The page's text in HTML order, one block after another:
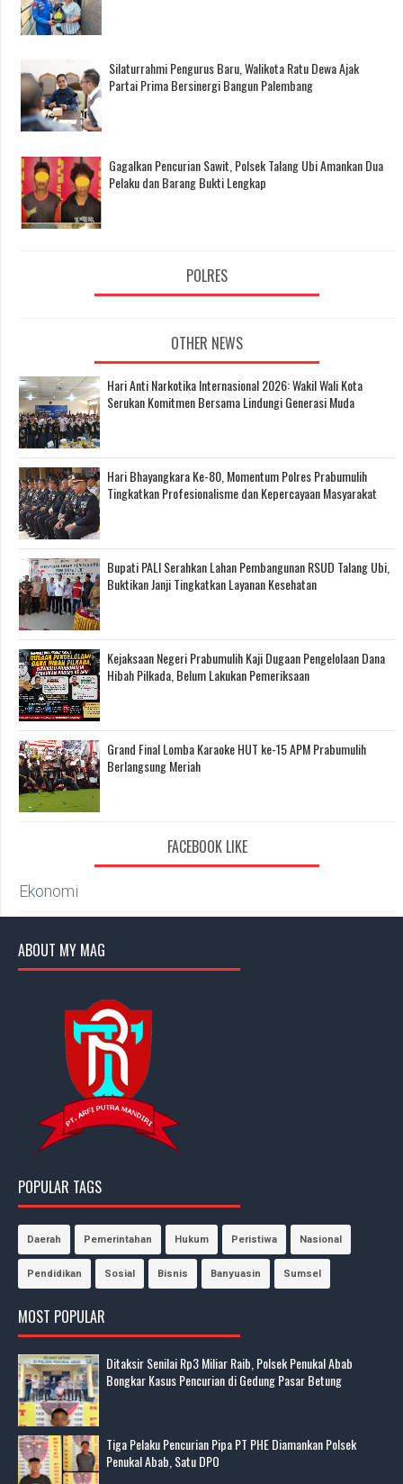
Silaturrahmi Pengurus Baru, Walikota Ratu Dewa Ajak
Partai Prima Bersinergi Bangun Palembang
Gagalkan Pencurian Sawit, Polsek Talang Ubi Amankan Dua
Pelaku dan Barang Bukti Lengkap
POLRES
OTHER NEWS
Hari Anti Narkotika Internasional 2026: Wakil Wali Kota
Serukan Komitmen Bersama Lindungi Generasi Muda
Hari Bhayangkara Ke-80, Momentum Polres Prabumulih
Tingkatkan Profesionalisme dan Kepercayaan Masyarakat
Bupati PALI Serahkan Lahan Pembangunan RSUD Talang Ubi,
Buktikan Janji Tingkatkan Layanan Kesehatan
Kejaksaan Negeri Prabumulih Kaji Dugaan Pengelolaan Dana
Hibah Pilkada, Belum Lakukan Pemeriksaan
Grand Final Lomba Karaoke HUT ke-15 APM Prabumulih
Berlangsung Meriah
FACEBOOK LIKE
Ekonomi
ABOUT MY MAG
POPULAR TAGS
Daerah Pemerintahan Hukum Peristiwa Nasional
Pendidikan Sosial Bisnis Banyuasin Sumsel
MOST POPULAR
Ditaksir Senilai Rp3 Miliar Raib, Polsek Penukal Abab
Bongkar Kasus Pencurian di Gedung Pasar Betung
Tiga Pelaku Pencurian Pipa PT PHE Diamankan Polsek
Penukal Abab, Satu DPO